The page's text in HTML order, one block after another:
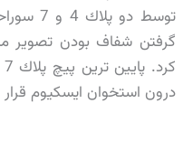
توسط
گرفتن شفاف بودن تصویر
درون استخوان ایسكیوم